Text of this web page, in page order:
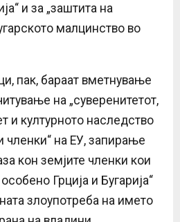
и за „заштита на
малцинство во
пак, бараат вметнување
на „суверенитетот,
и културното наследство
членки“ на ЕУ, запирање
кон земјите членки кои
Грција и Бугарија“
злоупотреба на името